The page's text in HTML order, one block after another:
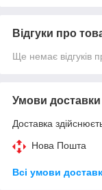
Відгуки про
Ще немає відгуків
Умови доставки
Доставка
Нова Пошта
Всі умови